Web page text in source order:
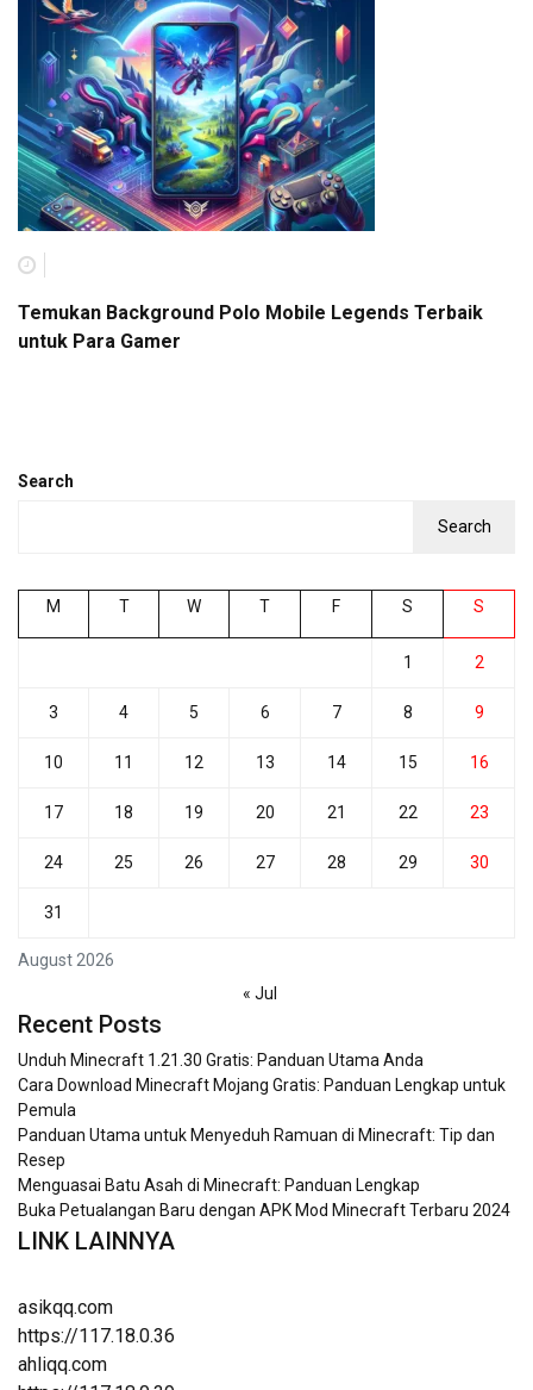
Temukan Background Polo Mobile Legends Terbaik
untuk Para Gamer
Search
Search
August 2026
M T W T F S S
1 2
3 4 5 6 7 8 9
10 11 12 13 14 15 16
17 18 19 20 21 22 23
24 25 26 27 28 29 30
31
« Jul
Recent Posts
Unduh Minecraft 1.21.30 Gratis: Panduan Utama Anda
Cara Download Minecraft Mojang Gratis: Panduan Lengkap untuk
Pemula
Panduan Utama untuk Menyeduh Ramuan di Minecraft: Tip dan
Resep
Menguasai Batu Asah di Minecraft: Panduan Lengkap
Buka Petualangan Baru dengan APK Mod Minecraft Terbaru 2024
LINK LAINNYA
asikqq.com
https://117.18.0.36
ahliqq.com